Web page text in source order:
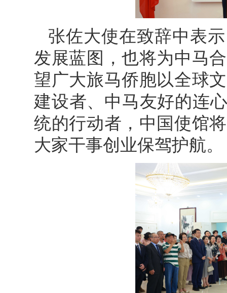
张佐大使在致辞中表
发展蓝图，也将为中马
望广大旅马侨胞以全球
建设者、中马友好的连
统的行动者，中国使馆
大家干事创业保驾护航。